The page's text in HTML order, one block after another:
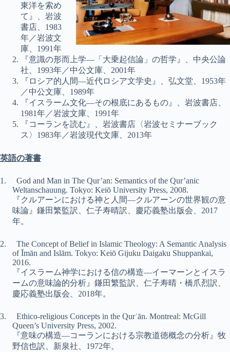
東洋を索め
て』、岩波
書店、1983
年／岩波文
庫、1991年
『意識の形而上学―「大乗起信論」の哲学』、中央公論
社、1993年／中公文庫、2001年
『ロシア的人間―近代ロシア文学史』、弘文堂、1953年
／中公文庫、1989年
『イスラーム文化―その根底にあるもの』、岩波書店、
1981年／岩波文庫、1991年
『コーランを読む』、岩波書店〈岩波セミナーブック
ス〉1983年／岩波現代文庫、2013年
英語の著書
1. God and Man in The Qur’an: Semantics of the Qur’anic
Weltanschauung. Tokyo: Keiō University Press, 2008.
『クルアーンにおける神と人間―クルアーンの世界観の意
味論』鎌田繁監訳、仁子寿晴訳、慶応義塾出版会、2017
年。
2. The Concept of Belief in Islamic Theology: A Semantic Analysis
of Īmān and Islām. Tokyo: Keiō Gijuku Daigaku Shuppankai,
2016.
『イスラーム神学における信の構造―イーマーンとイスラ
ームの意味論的分析』鎌田繁監訳、仁子寿晴・橋爪烈訳、
慶応義塾出版会、2018年。
3. Ethico-religious Concepts in the Qurʾān. Montreal: McGill
Queen’s University Press, 2002.
『意味の構造―コーランにおける宗教道徳概念の分析』牧
野信也訳、新泉社、1972年。